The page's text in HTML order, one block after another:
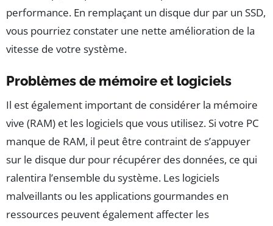
performance. En remplaçant un disque dur par un SSD,
vous pourriez constater une nette amélioration de la
vitesse de votre système.
Problèmes de mémoire et logiciels
Il est également important de considérer la mémoire
vive (RAM) et les logiciels que vous utilisez. Si votre PC
manque de RAM, il peut être contraint de s’appuyer
sur le disque dur pour récupérer des données, ce qui
ralentira l’ensemble du système. Les logiciels
malveillants ou les applications gourmandes en
ressources peuvent également affecter les